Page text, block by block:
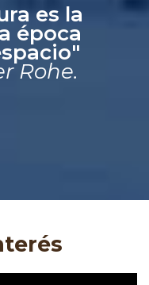
es la
época
Rohe.